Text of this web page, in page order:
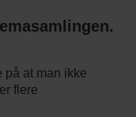
på at man ikke
flere